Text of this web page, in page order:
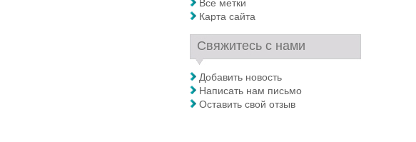
Все метки
Карта сайта
Свяжитесь с нами
Добавить новость
Написать нам письмо
Оставить свой отзыв